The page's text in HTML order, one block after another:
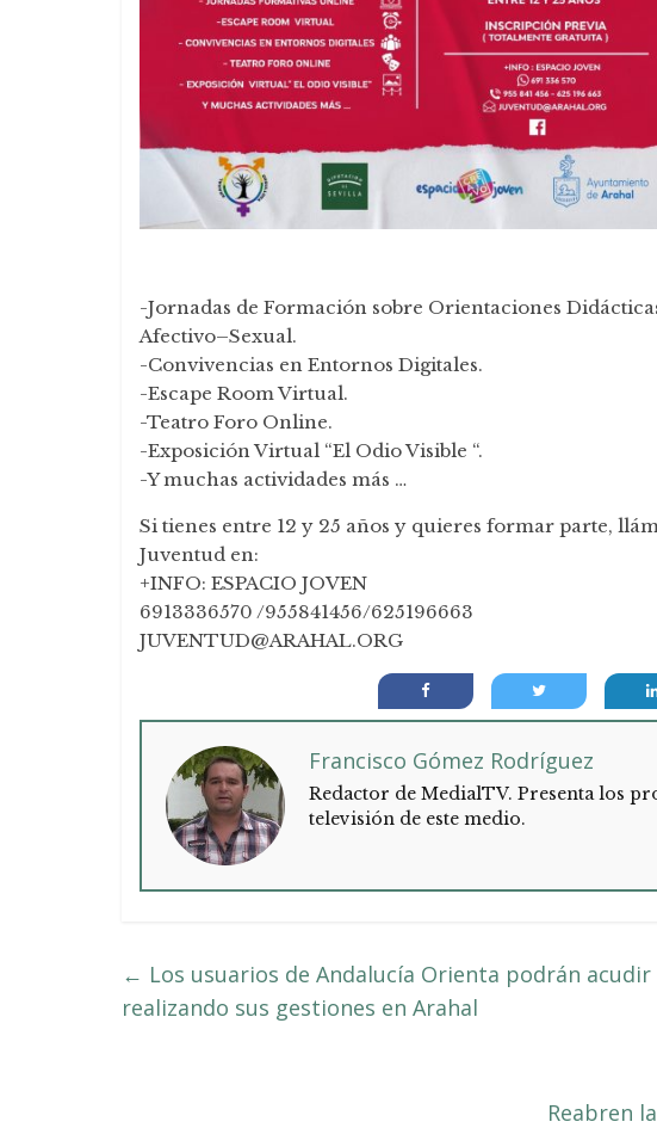
-Jornadas de Formación sobre Orientaciones
Afectivo–Sexual.
-Convivencias en Entornos Digitales.
-Escape Room Virtual.
-Teatro Foro Online.
-Exposición Virtual “El Odio Visible “.
-Y muchas actividades más …
Si tienes entre 12 y 25 años y quieres formar parte,
Juventud en:
+INFO: ESPACIO JOVEN
6913336570 /955841456/625196663
JUVENTUD@ARAHAL.ORG
Francisco Gómez Rodríguez
Redactor de MedialTV. Presenta los
televisión de este medio.
← Los usuarios de Andalucía Orienta podrán
realizando sus gestiones en Arahal
Reabren